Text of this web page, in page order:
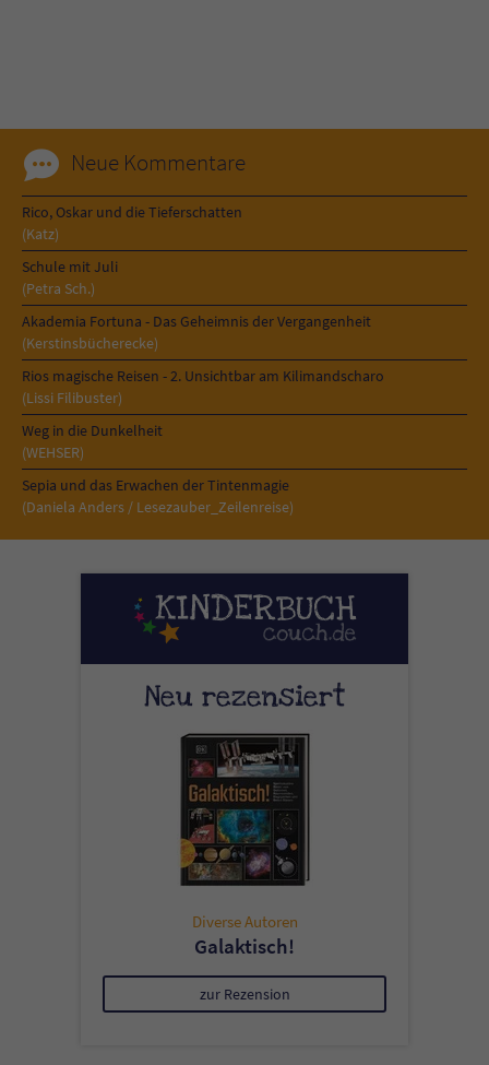
Neue Kommentare
Rico, Oskar und die Tieferschatten
(Katz)
Schule mit Juli
(Petra Sch.)
Akademia Fortuna - Das Geheimnis der Vergangenheit
(Kerstinsbücherecke)
Rios magische Reisen - 2. Unsichtbar am Kilimandscharo
(Lissi Filibuster)
Weg in die Dunkelheit
(WEHSER)
Sepia und das Erwachen der Tintenmagie
(Daniela Anders / Lesezauber_Zeilenreise)
Neu rezensiert
Diverse Autoren
Galaktisch!
zur Rezension